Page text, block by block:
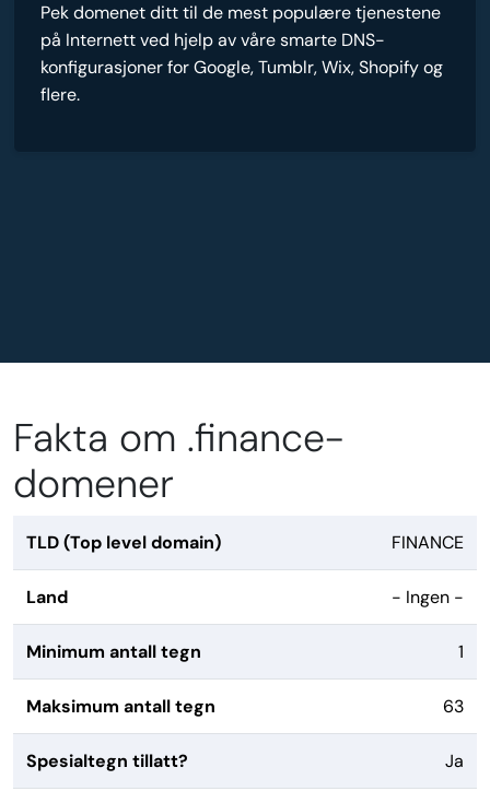
Pek domenet ditt til de mest populære tjenestene
på Internett ved hjelp av våre smarte DNS-
konfigurasjoner for Google, Tumblr, Wix, Shopify og
flere.
Fakta om .finance-
domener
TLD (Top level domain) FINANCE
Land - Ingen -
Minimum antall tegn 1
Maksimum antall tegn 63
Spesialtegn tillatt? Ja